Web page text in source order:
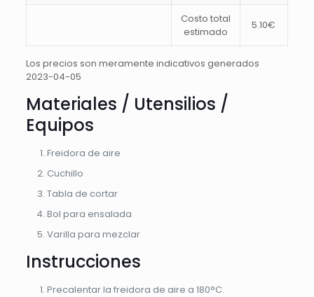
Costo total
estimado
5.10€
Los precios son meramente indicativos generados
2023-04-05
Materiales / Utensilios /
Equipos
Freidora de aire
Cuchillo
Tabla de cortar
Bol para ensalada
Varilla para mezclar
Instrucciones
Precalentar la freidora de aire a 180°C.